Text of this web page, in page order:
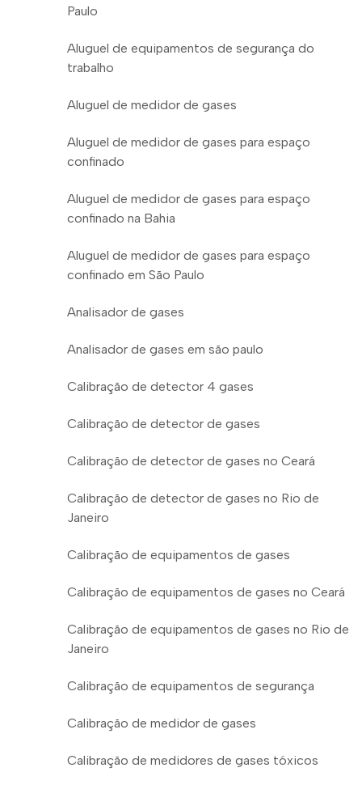
Paulo
Aluguel de equipamentos de segurança do
trabalho
Aluguel de medidor de gases
Aluguel de medidor de gases para espaço
confinado
Aluguel de medidor de gases para espaço
confinado na Bahia
Aluguel de medidor de gases para espaço
confinado em São Paulo
Analisador de gases
Analisador de gases em são paulo
Calibração de detector 4 gases
Calibração de detector de gases
Calibração de detector de gases no Ceará
Calibração de detector de gases no Rio de
Janeiro
Calibração de equipamentos de gases
Calibração de equipamentos de gases no Ceará
Calibração de equipamentos de gases no Rio de
Janeiro
Calibração de equipamentos de segurança
Calibração de medidor de gases
Calibração de medidores de gases tóxicos